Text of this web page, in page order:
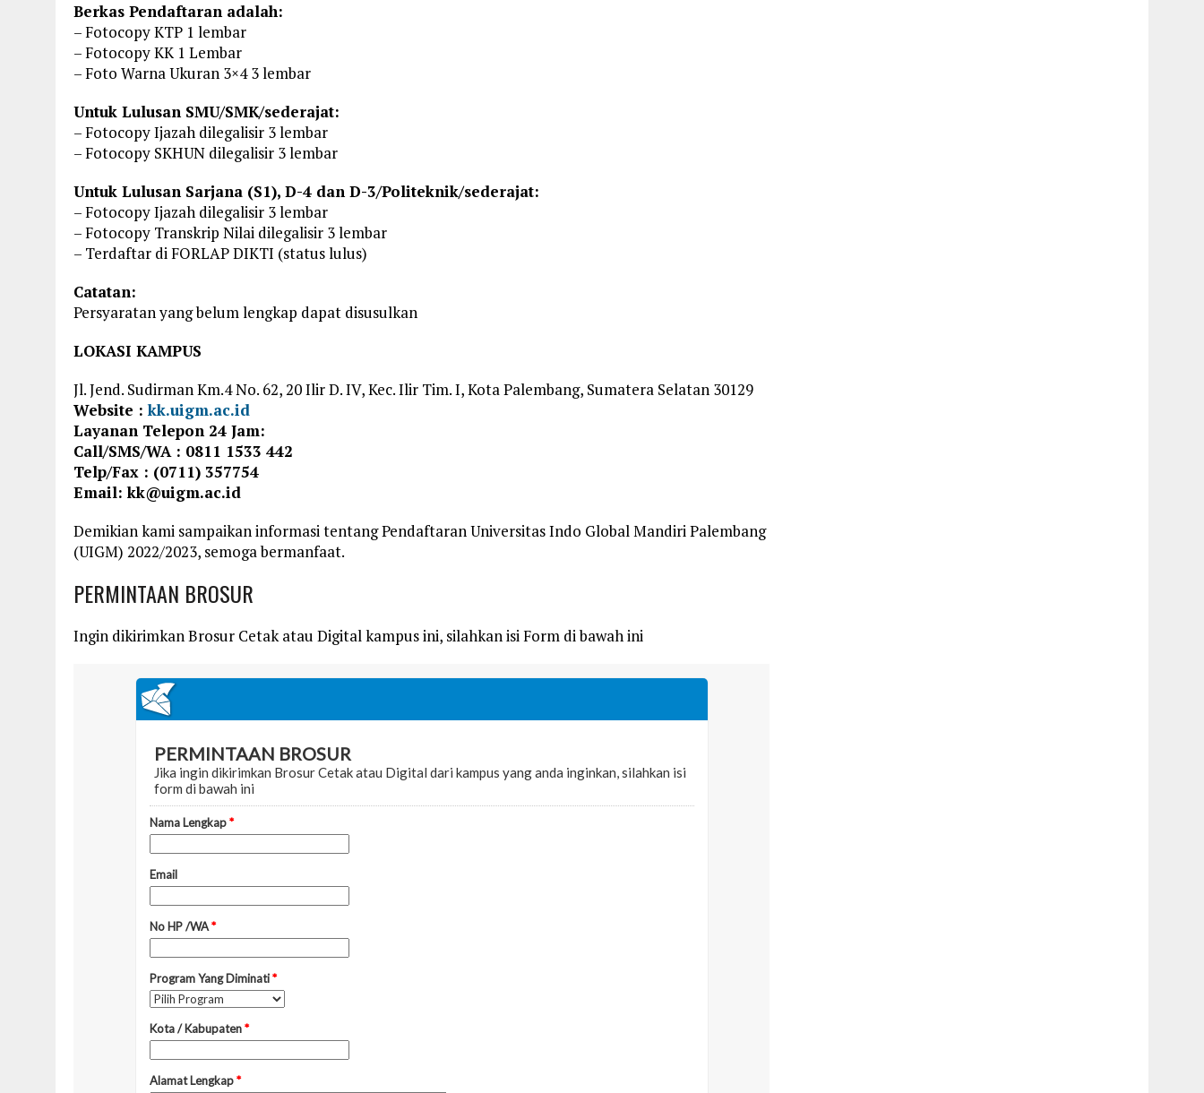
Berkas Pendaftaran adalah:
– Fotocopy KTP 1 lembar
– Fotocopy KK 1 Lembar
– Foto Warna Ukuran 3×4 3 lembar
Untuk Lulusan SMU/SMK/sederajat:
– Fotocopy Ijazah dilegalisir 3 lembar
– Fotocopy SKHUN dilegalisir 3 lembar
Untuk Lulusan Sarjana (S1), D-4 dan D-3/Politeknik/sederajat:
– Fotocopy Ijazah dilegalisir 3 lembar
– Fotocopy Transkrip Nilai dilegalisir 3 lembar
– Terdaftar di FORLAP DIKTI (status lulus)
Catatan:
Persyaratan yang belum lengkap dapat disusulkan
LOKASI KAMPUS
Jl. Jend. Sudirman Km.4 No. 62, 20 Ilir D. IV, Kec. Ilir Tim. I, Kota Palembang, Sumatera Selatan 30129
Website :kk.uigm.ac.id
Layanan Telepon 24 Jam:
Call/SMS/WA : 0811 1533 442
Telp/Fax : (0711) 357754
Email:kk@uigm.ac.id
Demikian kami sampaikan informasi tentang Pendaftaran Universitas Indo Global Mandiri Palembang
(UIGM) 2022/2023, semoga bermanfaat.
PERMINTAAN BROSUR
Ingin dikirimkan Brosur Cetak atau Digital kampus ini, silahkan isi Form di bawah ini